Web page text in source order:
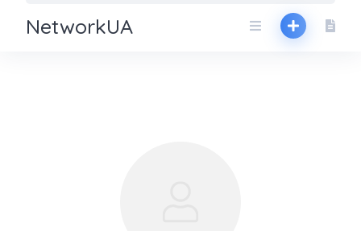
NetworkUA